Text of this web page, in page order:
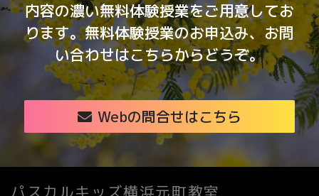
内容の濃い無料体験授業をご用意してお
ります。無料体験授業のお申込み、お問
い合わせはこちらからどうぞ。
Webの問合せはこちら